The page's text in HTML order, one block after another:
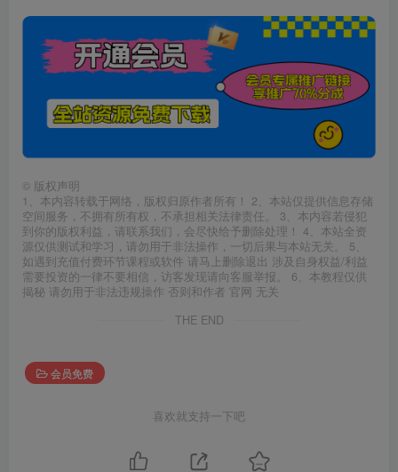
© 版权声明
1、本内容转载于网络，版权归原作者所有！ 2、本站仅提供信息存储
空间服务，不拥有所有权，不承担相关法律责任。 3、本内容若侵犯
到你的版权利益，请联系我们，会尽快给予删除处理！ 4、本站全资
源仅供测试和学习，请勿用于非法操作，一切后果与本站无关。 5、
如遇到充值付费环节课程或软件 请马上删除退出 涉及自身权益/利益
需要投资的一律不要相信，访客发现请向客服举报。 6、本教程仅供
揭秘 请勿用于非法违规操作 否则和作者 官网 无关
THE END
会员免费
喜欢就支持一下吧